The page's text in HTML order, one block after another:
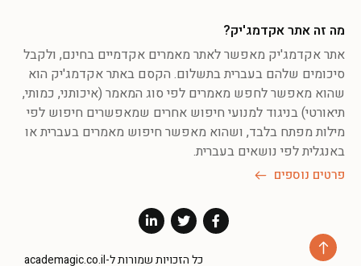
מה זה אתר אקדמג'יק?
אתר אקדמג'יק מאפשר לאתר מאמרים אקדמיים בחינם, ולקבל
סיכומים שלהם בעברית בתשלום. הקסם באתר אקדמג'יק הוא
שהוא מאפשר לחפש מאמרים לפי סוג המאמר (איכותני, כמותי,
תיאורטי) בניגוד למנועי חיפוש אחרים שמאפשרים חיפוש לפי
מילות מפתח בלבד, ושהוא מאפשר חיפוש מאמרים בעברית או
באנגלית לפי נושאים בעברית.
פרטים נוספים
כל הזכויות שמורות ל-academagic.co.il